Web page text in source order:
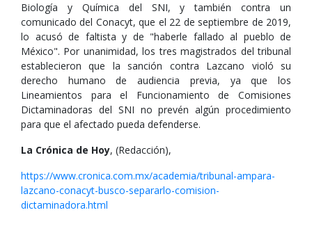
Biología y Química del SNI, y también contra un
comunicado del Conacyt, que el 22 de septiembre de 2019,
lo acusó de faltista y de "haberle fallado al pueblo de
México". Por unanimidad, los tres magistrados del tribunal
establecieron que la sanción contra Lazcano violó su
derecho humano de audiencia previa, ya que los
Lineamientos para el Funcionamiento de Comisiones
Dictaminadoras del SNI no prevén algún procedimiento
para que el afectado pueda defenderse.
La Crónica de Hoy, (Redacción),
https://www.cronica.com.mx/academia/tribunal-ampara-
lazcano-conacyt-busco-separarlo-comision-
dictaminadora.html